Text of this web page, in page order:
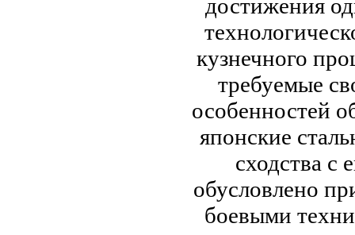
достижения
кузнечного
требуемые
особенностей
японские
сходства с
обусловлено
боевыми